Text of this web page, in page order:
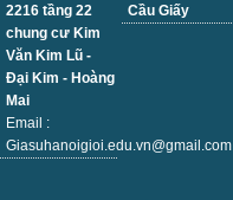
2216 tầng 22
chung cư Kim
Văn Kim Lũ -
Đại Kim - Hoàng
Mai
Email :
Giasuhanoigioi.edu.vn@gmail.com
Cầu Giấy